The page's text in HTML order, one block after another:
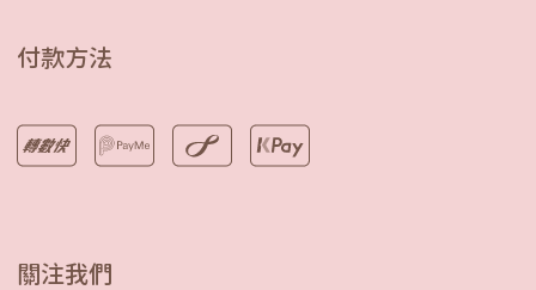
付款方法
關注我們